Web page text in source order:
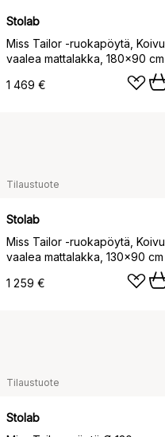
Stolab
Miss Tailor -ruokapöytä, Koivu
vaalea mattalakka, 180x90 cm
1 469 €
Tilaustuote
Stolab
Miss Tailor -ruokapöytä, Koivu
vaalea mattalakka, 130x90 cm
1 259 €
Tilaustuote
Stolab